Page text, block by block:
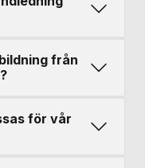
från
för vår